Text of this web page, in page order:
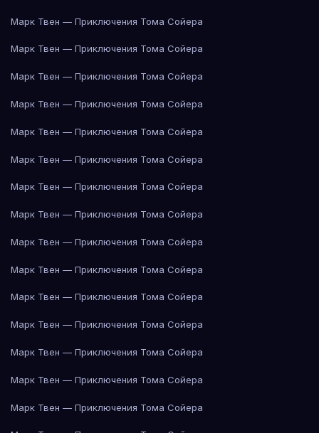
Марк Твен — Приключения Тома Сойера
Марк Твен — Приключения Тома Сойера
Марк Твен — Приключения Тома Сойера
Марк Твен — Приключения Тома Сойера
Марк Твен — Приключения Тома Сойера
Марк Твен — Приключения Тома Сойера
Марк Твен — Приключения Тома Сойера
Марк Твен — Приключения Тома Сойера
Марк Твен — Приключения Тома Сойера
Марк Твен — Приключения Тома Сойера
Марк Твен — Приключения Тома Сойера
Марк Твен — Приключения Тома Сойера
Марк Твен — Приключения Тома Сойера
Марк Твен — Приключения Тома Сойера
Марк Твен — Приключения Тома Сойера